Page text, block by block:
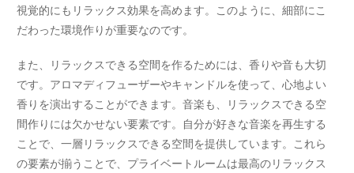
視覚的にもリラックス効果を高めます。このように、細部にこ
だわった環境作りが重要なのです。
また、リラックスできる空間を作るためには、香りや音も大切
です。アロマディフューザーやキャンドルを使って、心地よい
香りを演出することができます。音楽も、リラックスできる空
間作りには欠かせない要素です。自分が好きな音楽を再生する
ことで、一層リラックスできる空間を提供しています。これら
の要素が揃うことで、プライベートルームは最高のリラックス